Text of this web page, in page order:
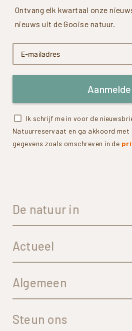
Ontvang elk kwartaal onze
nieuws uit de Gooise natuur.
Ik schrijf me in voor de
Natuurreservaat en ga akkoord met
gegevens zoals omschreven in de
De natuur in
Actueel
Algemeen
Steun ons